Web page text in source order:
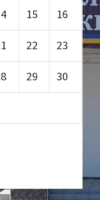
15 16
22 23
29 30